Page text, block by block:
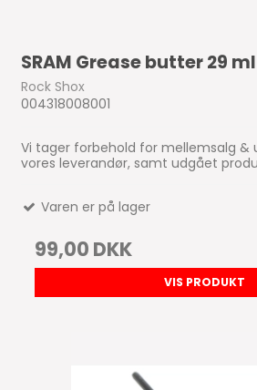
SRAM Grease butter 29 ml
Rock Shox
004318008001
Vi tager forbehold for mellemsalg &
vores leverandør, samt udgået
Varen er på lager
99,00 DKK
VIS PRODUKT